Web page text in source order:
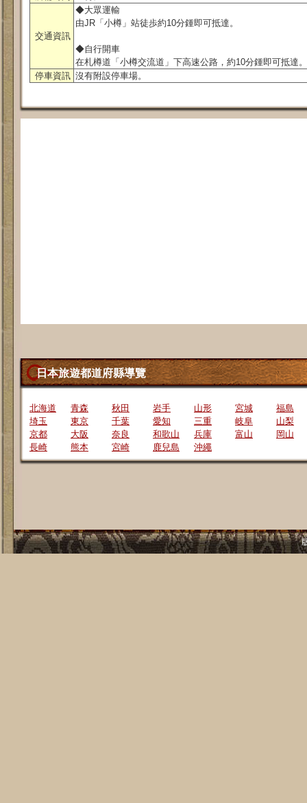
交通資訊
◆大眾運輸
由JR「小樽」站徒歩約10分鍾即可抵達。
◆自行開車
在札樽道「小樽交流道」下高速公路，約10分鍾即可抵達。
停車資訊 沒有附設停車場。
日本旅遊都道府縣導覽
北海道 青森 秋田 岩手 山形 宮城
福島
埼玉
東京 千葉 愛知 三重 岐阜
山梨
京都
大阪 奈良 和歌山 兵庫 富山
岡山
長崎
熊本 宮崎 鹿兒島 沖繩